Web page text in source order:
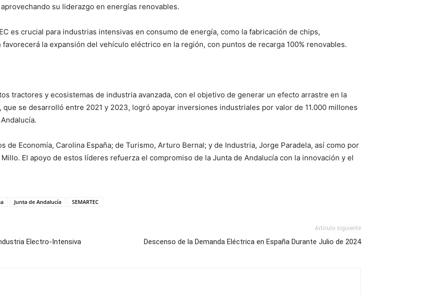
su liderazgo en energías renovables.
es crucial para industrias intensivas en consumo de energía, como la fabricación de chips,
la expansión del vehículo eléctrico en la región, con puntos de recarga 100% renovables.
tractores y ecosistemas de industria avanzada, con el objetivo de generar un efecto arrastre en la
se desarrolló entre 2021 y 2023, logró apoyar inversiones industriales por valor de 11.000 millones
de Economía, Carolina España; de Turismo, Arturo Bernal; y de Industria, Jorge Paradela, así como por
El apoyo de estos líderes refuerza el compromiso de la Junta de Andalucía con la innovación y el
Junta de Andalucía SEMARTEC
Electro-Intensiva
Artículo siguiente
Descenso de la Demanda Eléctrica en España Durante Julio de 2024